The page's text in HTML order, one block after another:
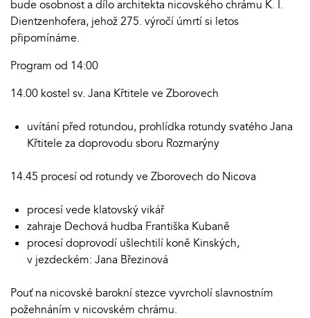
bude osobnost a dílo architekta nicovského chrámu K. I.
Dientzenhofera, jehož 275. výročí úmrtí si letos
připomínáme.
Program od 14:00
14.00 kostel sv. Jana Křtitele ve Zborovech
uvítání před rotundou, prohlídka rotundy svatého Jana
Křtitele za doprovodu sboru Rozmarýny
14.45 procesí od rotundy ve Zborovech do Nicova
procesí vede klatovský vikář
zahraje Dechová hudba Františka Kubaně
procesí doprovodí ušlechtilí koně Kinských,
v jezdeckém: Jana Březinová
Pouť na nicovské barokní stezce vyvrcholí slavnostním
požehnáním v nicovském chrámu.